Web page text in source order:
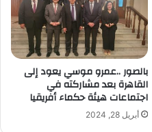
بالصور ..عمرو موسي يعود إلى
القاهرة بعد مشاركته في
اجتماعات هيئة حكماء أفريقيا
أبريل 28, 2024